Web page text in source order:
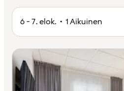
6 - 7. elok. • 1 Aikuinen